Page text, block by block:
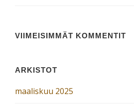
VIIMEISIMMÄT KOMMENTIT
ARKISTOT
maaliskuu 2025